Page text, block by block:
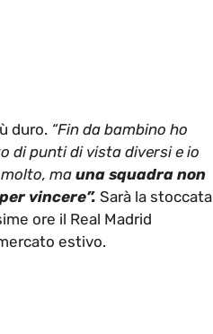
duro. “Fin da bambino ho
di punti di vista diversi e io
mauna squadra non
vincere”. Sarà la stoccata
ore il Real Madrid
estivo.